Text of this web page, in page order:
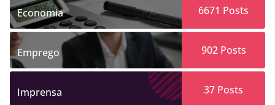
Economia 6671 Posts
Emprego 902Posts
Imprensa 37 Posts